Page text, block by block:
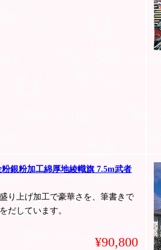
銀粉加工綿厚地綾幟旗 7.5m武者
り上げ加工で豪華さを、筆書きで
だしています。
¥90,800